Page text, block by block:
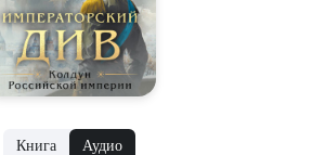
Книга Аудио